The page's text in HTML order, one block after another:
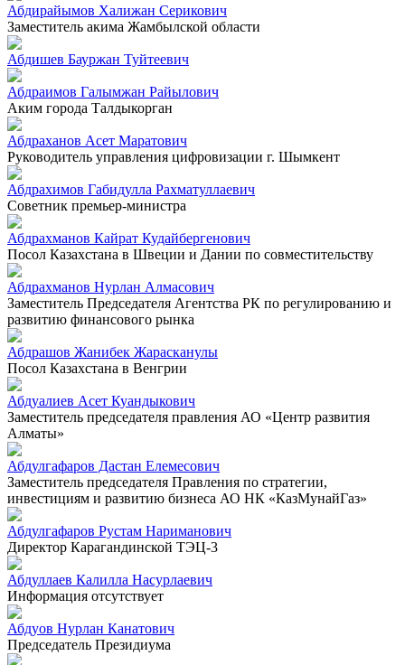
Абдирайымов Халижан Серикович
Заместитель акима Жамбылской области
Абдишев Бауржан Туйтеевич
Абдраимов Галымжан Райылович
Аким города Талдыкорган
Абдраханов Асет Маратович
Руководитель управления цифровизации г. Шымкент
Абдрахимов Габидулла Рахматуллаевич
Советник премьер-министра
Абдрахманов Кайрат Кудайбергенович
Посол Казахстана в Швеции и Дании по совместительству
Абдрахманов Нурлан Алмасович
Заместитель Председателя Агентства РК по регулированию и
развитию финансового рынка
Абдрашов Жанибек Жарасканулы
Посол Казахстана в Венгрии
Абдуалиев Асет Куандыкович
Заместитель председателя правления АО «Центр развития
Алматы»
Абдулгафаров Дастан Елемесович
Заместитель председателя Правления по стратегии,
инвестициям и развитию бизнеса АО НК «КазМунайГаз»
Абдулгафаров Рустам Нариманович
Директор Карагандинской ТЭЦ-3
Абдуллаев Калилла Насурлаевич
Информация отсутствует
Абдуов Нурлан Канатович
Председатель Президиума